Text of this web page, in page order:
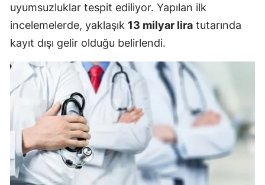
uyumsuzluklar tespit ediliyor. Yapılan ilk
incelemelerde, yaklaşık 13 milyar lira tutarında
kayıt dışı gelir olduğu belirlendi.